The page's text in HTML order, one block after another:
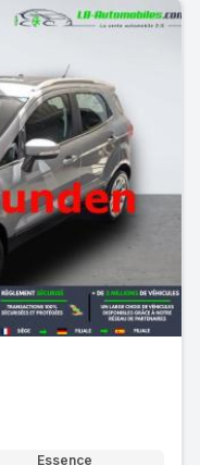
Essence